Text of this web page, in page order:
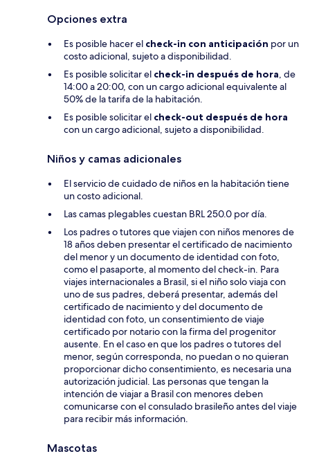
Opciones extra
Es posible hacer el check-in con anticipación por un
costo adicional, sujeto a disponibilidad.
Es posible solicitar el check-in después de hora, de
14:00 a 20:00, con un cargo adicional equivalente al
50% de la tarifa de la habitación.
Es posible solicitar el check-out después de hora
con un cargo adicional, sujeto a disponibilidad.
Niños y camas adicionales
El servicio de cuidado de niños en la habitación tiene
un costo adicional.
Las camas plegables cuestan BRL 250.0 por día.
Los padres o tutores que viajen con niños menores de
18 años deben presentar el certificado de nacimiento
del menor y un documento de identidad con foto,
como el pasaporte, al momento del check-in. Para
viajes internacionales a Brasil, si el niño solo viaja con
uno de sus padres, deberá presentar, además del
certificado de nacimiento y del documento de
identidad con foto, un consentimiento de viaje
certificado por notario con la firma del progenitor
ausente. En el caso en que los padres o tutores del
menor, según corresponda, no puedan o no quieran
proporcionar dicho consentimiento, es necesaria una
autorización judicial. Las personas que tengan la
intención de viajar a Brasil con menores deben
comunicarse con el consulado brasileño antes del viaje
para recibir más información.
Mascotas